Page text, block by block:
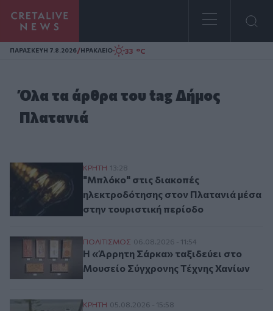
Homepage
ΠΑΡΑΣΚΕΥΗ 7.8.2026/ΗΡΑΚΛΕΙΟ 33 °C
Όλα τα άρθρα του tag Δήμος
Πλατανιά
"Μπλόκο" στις διακοπές
ΚΡΗΤΗ 13:28
"Μπλόκο" στις διακοπές
ηλεκτροδότησης στον Πλατανιά μέσα
στην τουριστική περίοδο
Η «Άρρητη Σάρκα» ταξιδεύει στο
ΠΟΛΙΤΙΣΜΟΣ 06.08.2026 - 11:54
Η «Άρρητη Σάρκα» ταξιδεύει στο
Μουσείο Σύγχρονης Τέχνης Χανίων
Χανιά: Εκδηλώσεις τιμής και μνήμης για
ΚΡΗΤΗ 05.08.2026 - 15:58